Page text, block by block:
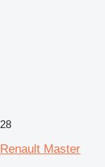
28
Renault Master